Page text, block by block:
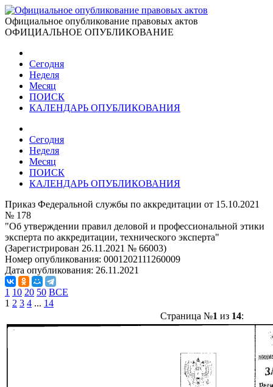
Официальное опубликование правовых актов
ОФИЦИАЛЬНОЕ ОПУБЛИКОВАНИЕ
Сегодня
Неделя
Месяц
ПОИСК
КАЛЕНДАРЬ ОПУБЛИКОВАНИЯ
Сегодня
Неделя
Месяц
ПОИСК
КАЛЕНДАРЬ ОПУБЛИКОВАНИЯ
Приказ Федеральной службы по аккредитации от 15.10.2021
№ 178
"Об утверждении правил деловой и профессиональной этики
эксперта по аккредитации, технического эксперта"
(Зарегистрирован 26.11.2021 № 66003)
Номер опубликования: 0001202111260009
Дата опубликования: 26.11.2021
1 10 20 50 ВСЕ
1 2 3 4 ... 14
Страница №1 из 14: